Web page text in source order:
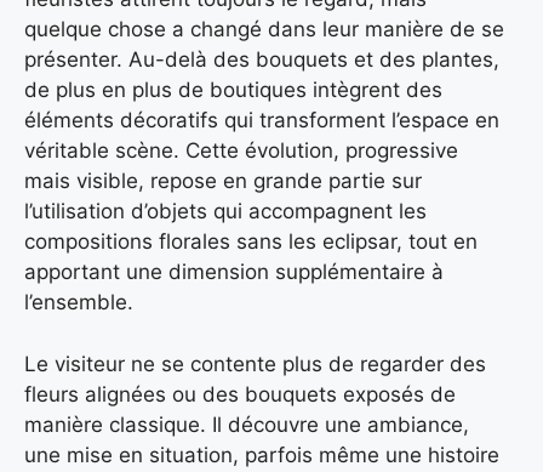
quelque chose a changé dans leur manière de se
présenter. Au-delà des bouquets et des plantes,
de plus en plus de boutiques intègrent des
éléments décoratifs qui transforment l’espace en
véritable scène. Cette évolution, progressive
mais visible, repose en grande partie sur
l’utilisation d’objets qui accompagnent les
compositions florales sans les eclipsar, tout en
apportant une dimension supplémentaire à
l’ensemble.
Le visiteur ne se contente plus de regarder des
fleurs alignées ou des bouquets exposés de
manière classique. Il découvre une ambiance,
une mise en situation, parfois même une histoire